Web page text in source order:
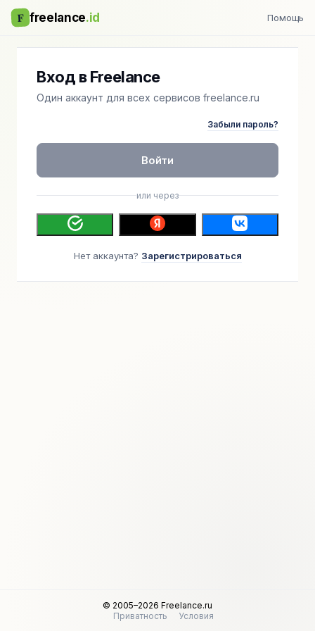
F freelance.id Помощь
Вход в Freelance
Один аккаунт для всех сервисов freelance.ru
Забыли пароль?
Войти
или через
Нет аккаунта? Зарегистрироваться
© 2005–2026 Freelance.ru
Приватность
Условия